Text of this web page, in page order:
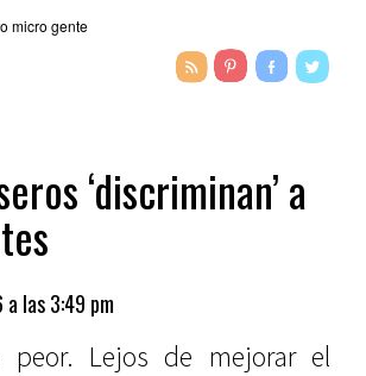
‘discriminan’ a
las 3:49 pm
peor. Lejos de mejorar el